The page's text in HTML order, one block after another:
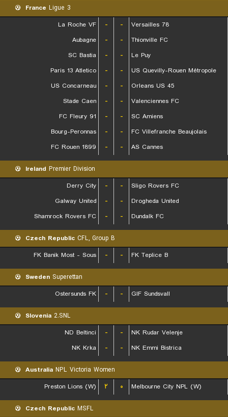
France Ligue 3
La Roche VF
- -
Versailles 78
Aubagne
- -
Thionville FC
SC Bastia
- -
Le Puy
Paris 13 Atletico
- -
US Quevilly-Rouen Métropole
US Concarneau
- -
Orleans US 45
Stade Caen
- -
Valenciennes FC
FC Fleury 91
- -
SC Amiens
Bourg-Peronnas
- -
FC Villefranche Beaujolais
FC Rouen 1899
- - AS Cannes
Ireland Premier Division
Derry City
- -
Sligo Rovers FC
Galway United
- -
Drogheda United
Shamrock Rovers FC
- - Dundalk FC
Czech Republic CFL, Group B
FK Banik Most - Sous
- - FK Teplice B
Sweden Superettan
Ostersunds FK
- - GIF Sundsvall
Slovenia 2.SNL
ND Beltinci
- -
NK Rudar Velenje
NK Krka
- - NK Emmi Bistrica
Australia NPL Victoria Women
Preston Lions (W)
۲ ۰ Melbourne City NPL (W)
Czech Republic MSFL